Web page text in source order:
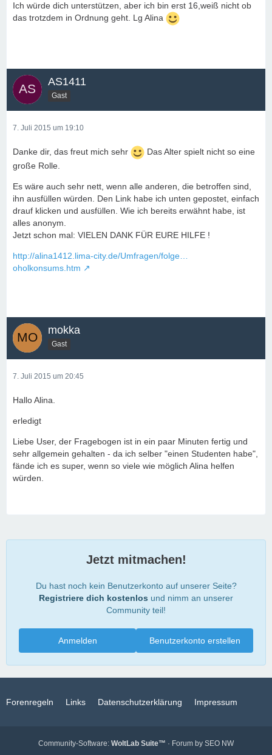
Ich würde dich unterstützen, aber ich bin erst 16,weiß nicht ob
das trotzdem in Ordnung geht. Lg Alina
AS1411
Gast
7. Juli 2015 um 19:10
Danke dir, das freut mich sehr
Das Alter spielt nicht so eine
große Rolle.
Es wäre auch sehr nett, wenn alle anderen, die betroffen sind,
ihn ausfüllen würden. Den Link habe ich unten gepostet, einfach
drauf klicken und ausfüllen. Wie ich bereits erwähnt habe, ist
alles anonym.
Jetzt schon mal: VIELEN DANK FÜR EURE HILFE !
http://alina1412.lima-city.de/Umfragen/folge…
oholkonsums.htm
mokka
Gast
7. Juli 2015 um 20:45
Hallo Alina.
erledigt
Liebe User, der Fragebogen ist in ein paar Minuten fertig und
sehr allgemein gehalten - da ich selber "einen Studenten habe",
fände ich es super, wenn so viele wie möglich Alina helfen
würden.
Jetzt mitmachen!
Du hast noch kein Benutzerkonto auf unserer Seite?
Registriere dich kostenlos und nimm an unserer
Community teil!
Benutzerkonto erstellen
Anmelden
Forenregeln Links Datenschutzerklärung Impressum
Community-Software: WoltLab Suite™ · Forum by SEO NW